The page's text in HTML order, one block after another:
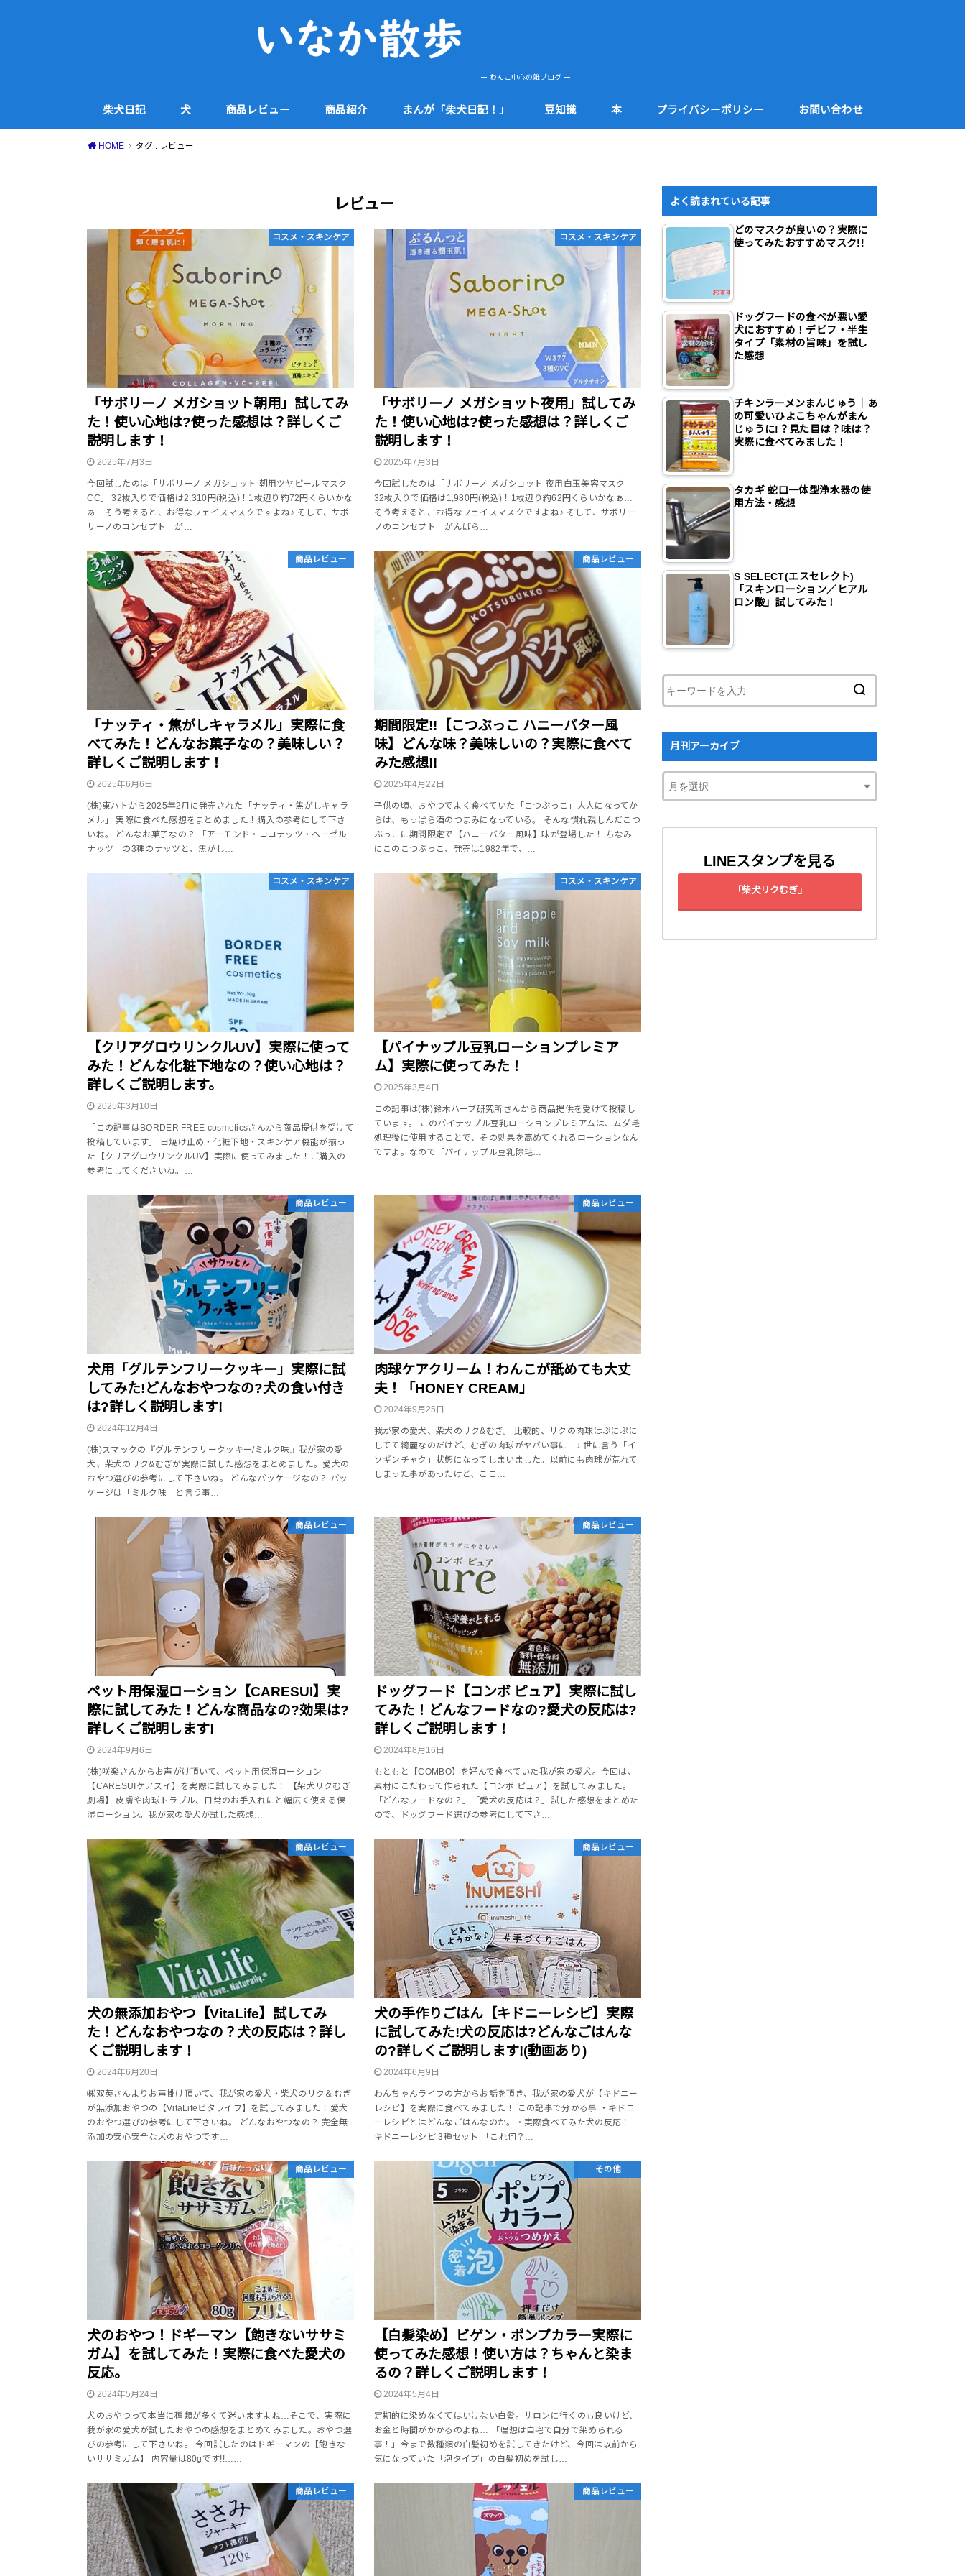
ー わんこ中心の雑ブログ ー
柴犬日記 犬 商品レビュー 商品紹介 まんが「柴犬日記！」 豆知識 本 プライバシーポリシー お問い合わせ
HOME タグ : レビュー
レビュー
コスメ・スキンケア
「サボリーノ メガショット朝用」試してみ
た！使い心地は?使った感想は？詳しくご
説明します！
2025年7月3日
今回試したのは「サボリーノ メガショット 朝用ツヤピールマスク
CC」 32枚入りで価格は2,310円(税込)！1枚辺り約72円くらいかな
ぁ…そう考えると、お得なフェイスマスクですよね♪ そして、サボ
リーノのコンセプト「が…
コスメ・スキンケア
「サボリーノ メガショット夜用」試してみ
た！使い心地は?使った感想は？詳しくご
説明します！
2025年7月3日
今回試したのは「サボリーノ メガショット 夜用白玉美容マスク」
32枚入りで価格は1,980円(税込)！1枚辺り約62円くらいかなぁ…
そう考えると、お得なフェイスマスクですよね♪ そして、サボリー
ノのコンセプト「がんばら…
商品レビュー
「ナッティ・焦がしキャラメル」実際に食
べてみた！どんなお菓子なの？美味しい？
詳しくご説明します！
2025年6月6日
(株)東ハトから2025年2月に発売された「ナッティ・焦がしキャラ
メル」 実際に食べた感想をまとめました！購入の参考にして下さ
いね。 どんなお菓子なの？ 「アーモンド・ココナッツ・ヘーゼル
ナッツ」の3種のナッツと、焦がし…
商品レビュー
期間限定!!【こつぶっこ ハニーバター風
味】どんな味？美味しいの？実際に食べて
みた感想!!
2025年4月22日
子供の頃、おやつでよく食べていた「こつぶっこ」大人になってか
らは、もっぱら酒のつまみになっている。 そんな慣れ親しんだこつ
ぶっこに期間限定で【ハニーバター風味】味が登場した！ ちなみ
にこのこつぶっこ、発売は1982年で、…
コスメ・スキンケア
【クリアグロウリンクルUV】実際に使って
みた！どんな化粧下地なの？使い心地は？
詳しくご説明します。
2025年3月10日
「この記事はBORDER FREE cosmeticsさんから商品提供を受けて
投稿しています」 日焼け止め・化粧下地・スキンケア機能が揃っ
た【クリアグロウリンクルUV】実際に使ってみました！ご購入の
参考にしてくださいね。…
コスメ・スキンケア
【パイナップル豆乳ローションプレミア
ム】実際に使ってみた！
2025年3月4日
この記事は(株)鈴木ハーブ研究所さんから商品提供を受けて投稿し
ています。 このパイナップル豆乳ローションプレミアムは、ムダ毛
処理後に使用することで、その効果を高めてくれるローションなん
ですよ。なので「パイナップル豆乳除毛…
商品レビュー
犬用「グルテンフリークッキー」実際に試
してみた!どんなおやつなの?犬の食い付き
は?詳しく説明します!
2024年12月4日
(株)スマックの『グルテンフリークッキー/ミルク味』我が家の愛
犬、柴犬のリク&むぎが実際に試した感想をまとめました。愛犬の
おやつ選びの参考にして下さいね。 どんなパッケージなの？ パッ
ケージは「ミルク味」と言う事…
商品レビュー
肉球ケアクリーム！わんこが舐めても大丈
夫！「HONEY CREAM」
2024年9月25日
我が家の愛犬、柴犬のリク&むぎ。 比較的、リクの肉球はぷにぷに
してて綺麗なのだけど、むぎの肉球がヤバい事に…↓ 世に言う「イ
ソギンチャク」状態になってしまいました。以前にも肉球が荒れて
しまった事があったけど、ここ…
商品レビュー
ペット用保湿ローション【CARESUI】実
際に試してみた！どんな商品なの?効果は?
詳しくご説明します!
2024年9月6日
(株)咲楽さんからお声がけ頂いて、ペット用保湿ローション
【CARESUIケアスイ】を実際に試してみました！ 【柴犬リクむぎ
劇場】 皮膚や肉球トラブル、日常のお手入れにと幅広く使える保
湿ローション。我が家の愛犬が試した感想…
商品レビュー
ドッグフード【コンボ ピュア】実際に試し
てみた！どんなフードなの?愛犬の反応は?
詳しくご説明します！
2024年8月16日
もともと【COMBO】を好んで食べていた我が家の愛犬。今回は、
素材にこだわって作られた【コンボ ピュア】を試してみました。
「どんなフードなの？」「愛犬の反応は？」試した感想をまとめた
ので、ドッグフード選びの参考にして下さ…
商品レビュー
犬の無添加おやつ【VitaLife】試してみ
た！どんなおやつなの？犬の反応は？詳し
くご説明します！
2024年6月20日
㈱双英さんよりお声掛け頂いて、我が家の愛犬・柴犬のリク＆むぎ
が無添加おやつの【VitaLifeビタライフ】を試してみました！愛犬
のおやつ選びの参考にして下さいね。 どんなおやつなの？ 完全無
添加の安心安全な犬のおやつです…
商品レビュー
犬の手作りごはん【キドニーレシピ】実際
に試してみた!犬の反応は?どんなごはんな
の?詳しくご説明します!(動画あり)
2024年6月9日
わんちゃんライフの方からお話を頂き、我が家の愛犬が【キドニー
レシピ】を実際に食べてみました！ この記事で分かる事 ・キドニ
ーレシピとはどんなごはんなのか。・実際食べてみた犬の反応！
キドニーレシピ 3種セット 「これ何？…
商品レビュー
犬のおやつ！ドギーマン【飽きないササミ
ガム】を試してみた！実際に食べた愛犬の
反応。
2024年5月24日
犬のおやつって本当に種類が多くて迷いますよね…そこで、実際に
我が家の愛犬が試したおやつの感想をまとめてみました。おやつ選
びの参考にして下さいね。 今回試したのはドギーマンの【飽きな
いササミガム】 内容量は80gです!!……
その他
【白髪染め】ビゲン・ポンプカラー実際に
使ってみた感想！使い方は？ちゃんと染ま
るの？詳しくご説明します！
2024年5月4日
定期的に染めなくてはいけない白髪。サロンに行くのも良いけど、
お金と時間がかかるのよね… 「理想は自宅で自分で染められる
事！」今まで数種類の白髪初めを試してきたけど、今回は以前から
気になっていた「泡タイプ」の白髪初めを試し…
商品レビュー 商品レビュー
よく読まれている記事
どのマスクが良いの？実際に
使ってみたおすすめマスク!!
ドッグフードの食べが悪い愛
犬におすすめ！デビフ・半生
タイプ「素材の旨味」を試し
た感想
チキンラーメンまんじゅう｜あ
の可愛いひよこちゃんがまん
じゅうに!？見た目は？味は？
実際に食べてみました！
タカギ 蛇口一体型浄水器の使
用方法・感想
S SELECT(エスセレクト)
「スキンローション／ヒアル
ロン酸」試してみた！
月刊アーカイブ
LINEスタンプを見る
「柴犬リクむぎ」